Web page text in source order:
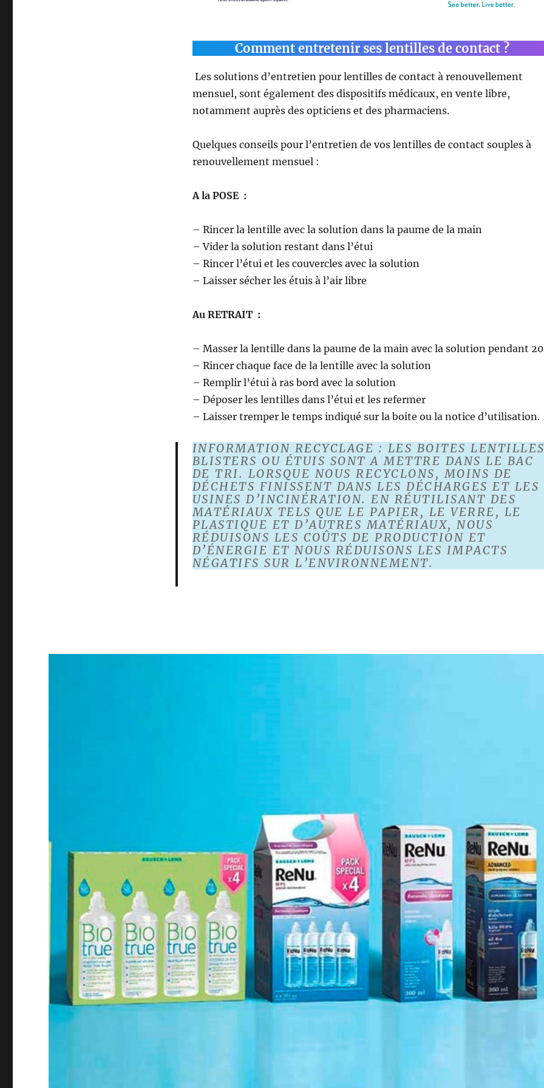
Comment entretenir ses lentilles de contact ?
Les solutions d’entretien pour lentilles de contact à renouvellement
mensuel, sont également des dispositifs médicaux, en vente libre,
notamment auprès des opticiens et des pharmaciens.
Quelques conseils pour l’entretien de vos lentilles de contact souples à
renouvellement mensuel :
A la POSE :
– Rincer la lentille avec la solution dans la paume de la main
– Vider la solution restant dans l’étui
– Rincer l’étui et les couvercles avec la solution
– Laisser sécher les étuis à l’air libre
Au RETRAIT :
– Masser la lentille dans la paume de la main avec la solution pendant
– Rincer chaque face de la lentille avec la solution
– Remplir l’étui à ras bord avec la solution
– Déposer les lentilles dans l’étui et les refermer
– Laisser tremper le temps indiqué sur la boite ou la notice d’utilisation.
INFORMATION RECYCLAGE : LES BOITES
BLISTERS OU ÉTUIS SONT A METTRE DANS LE BAC
DE TRI. LORSQUE NOUS RECYCLONS, MOINS DE
DÉCHETS FINISSENT DANS LES DÉCHARGES ET LES
USINES D’INCINÉRATION. EN RÉUTILISANT DES
MATÉRIAUX TELS QUE LE PAPIER, LE VERRE, LE
PLASTIQUE ET D’AUTRES MATÉRIAUX, NOUS
RÉDUISONS LES COÛTS DE PRODUCTION ET
D’ÉNERGIE ET NOUS RÉDUISONS LES IMPACTS
NÉGATIFS SUR L’ENVIRONNEMENT.